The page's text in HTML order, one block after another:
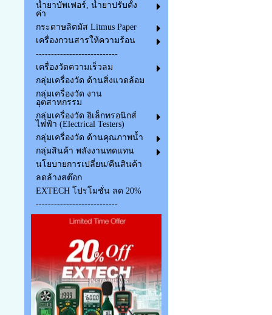
น้ำยาบัพเฟอร์, น้ำยาปรับตั้ง
ค่า
กระดาษลิตมัส Litmus Paper
เครื่องกวนสารให้ความร้อน
---------------------------
เครื่องวัดความเร็วลม
กลุ่มเครื่องวัด ด้านสิ่งแวดล้อม
กลุ่มเครื่องวัด งาน
อุตสาหกรรม
กลุ่มเครื่องวัด อิเล็กทรอนิกส์
ไฟฟ้า (Electrical Testers)
กลุ่มเครื่องวัด ด้านคุณภาพน้ำ
กลุ่มสินค้า พลังงานทดแทน
นโยบายการเปลี่ยน/คืนสินค้า
ลดล้างสต๊อก
EXTECH โปรโมชั่น ลด 20%
---------------------------